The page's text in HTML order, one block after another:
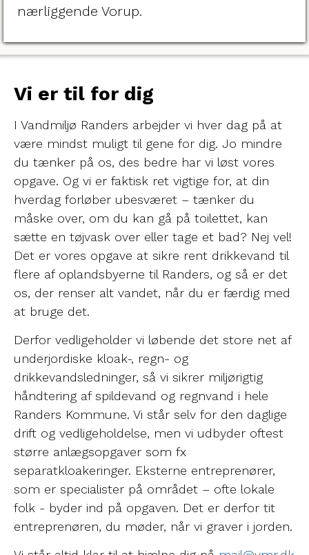
nærliggende Vorup.
Vi er til for dig
I Vandmiljø Randers arbejder vi hver dag på at
være mindst muligt til gene for dig. Jo mindre
du tænker på os, des bedre har vi løst vores
opgave. Og vi er faktisk ret vigtige for, at din
hverdag forløber ubesværet – tænker du
måske over, om du kan gå på toilettet, kan
sætte en tøjvask over eller tage et bad? Nej vel!
Det er vores opgave at sikre rent drikkevand til
flere af oplandsbyerne til Randers, og så er det
os, der renser alt vandet, når du er færdig med
at bruge det.
Derfor vedligeholder vi løbende det store net af
underjordiske kloak-, regn- og
drikkevandsledninger, så vi sikrer miljørigtig
håndtering af spildevand og regnvand i hele
Randers Kommune. Vi står selv for den daglige
drift og vedligeholdelse, men vi udbyder oftest
større anlægsopgaver som fx
separatkloakeringer. Eksterne entreprenører,
som er specialister på området – ofte lokale
folk - byder ind på opgaven. Det er derfor tit
entreprenøren, du møder, når vi graver i jorden.